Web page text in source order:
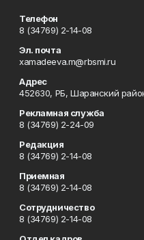
Телефон
8 (34769) 2-14-08
Эл. почта
xamadeeva.m@rbsmi.ru
Адрес
452630, РБ, Шаранский
Рекламная служба
8 (34769) 2-24-09
Редакция
8 (34769) 2-14-08
Приемная
8 (34769) 2-14-08
Сотрудничество
8 (34769) 2-14-08